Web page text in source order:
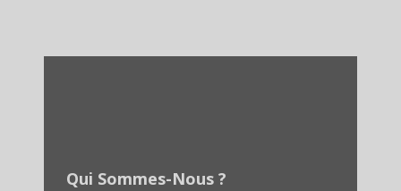
Qui Sommes-Nous ?